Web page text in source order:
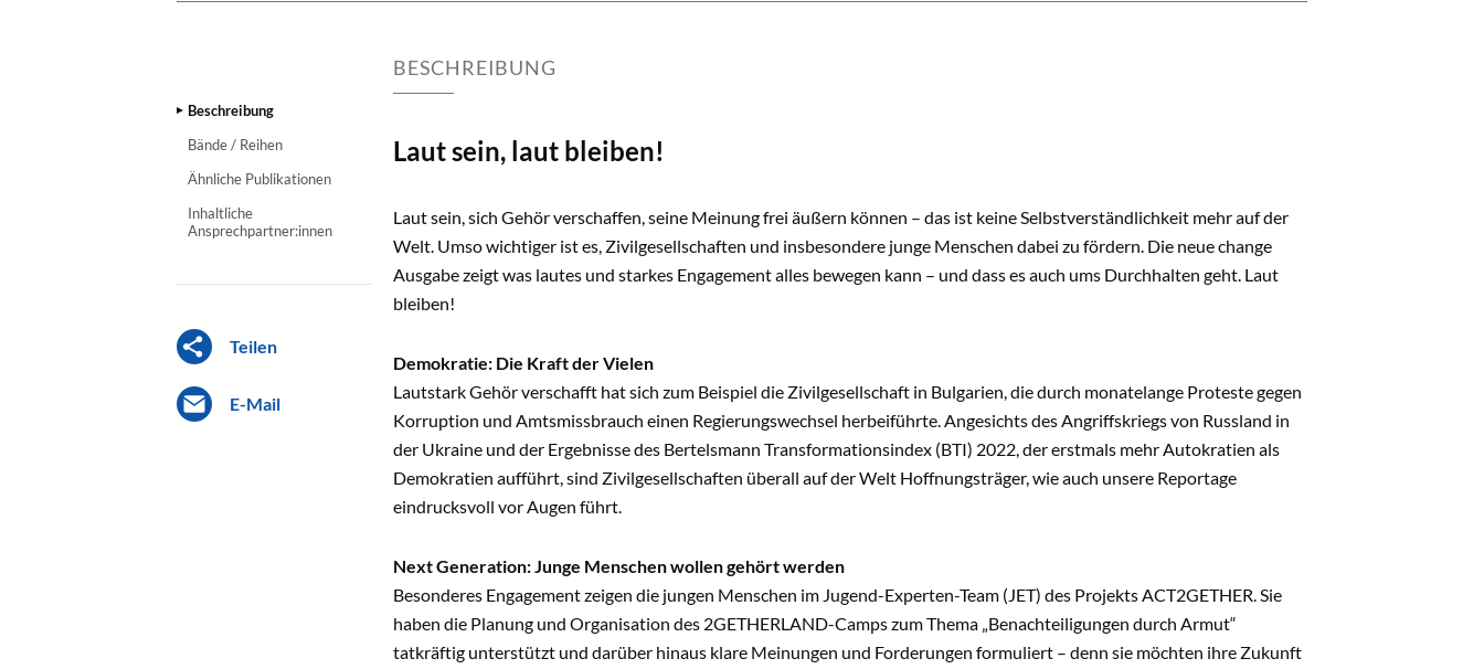
Beschreibung
Bände / Reihen
Ähnliche Publikationen
Inhaltliche
Ansprechpartner:innen
Teilen
E-Mail
BESCHREIBUNG
Laut sein, laut bleiben!
Laut sein, sich Gehör verschaffen, seine Meinung frei äußern können – das ist keine Selbstverständlichkeit mehr auf der
Welt. Umso wichtiger ist es, Zivilgesellschaften und insbesondere junge Menschen dabei zu fördern. Die neue change
Ausgabe zeigt was lautes und starkes Engagement alles bewegen kann – und dass es auch ums Durchhalten geht. Laut
bleiben!
Demokratie: Die Kraft der Vielen
Lautstark Gehör verschafft hat sich zum Beispiel die Zivilgesellschaft in Bulgarien, die durch monatelange Proteste gegen
Korruption und Amtsmissbrauch einen Regierungswechsel herbeiführte. Angesichts des Angriffskriegs von Russland in
der Ukraine und der Ergebnisse des Bertelsmann Transformationsindex (BTI) 2022, der erstmals mehr Autokratien als
Demokratien aufführt, sind Zivilgesellschaften überall auf der Welt Hoffnungsträger, wie auch unsere Reportage
eindrucksvoll vor Augen führt.
Next Generation: Junge Menschen wollen gehört werden
Besonderes Engagement zeigen die jungen Menschen im Jugend-Experten-Team (JET) des Projekts ACT2GETHER. Sie
haben die Planung und Organisation des 2GETHERLAND-Camps zum Thema „Benachteiligungen durch Armut“
tatkräftig unterstützt und darüber hinaus klare Meinungen und Forderungen formuliert – denn sie möchten ihre Zukunft